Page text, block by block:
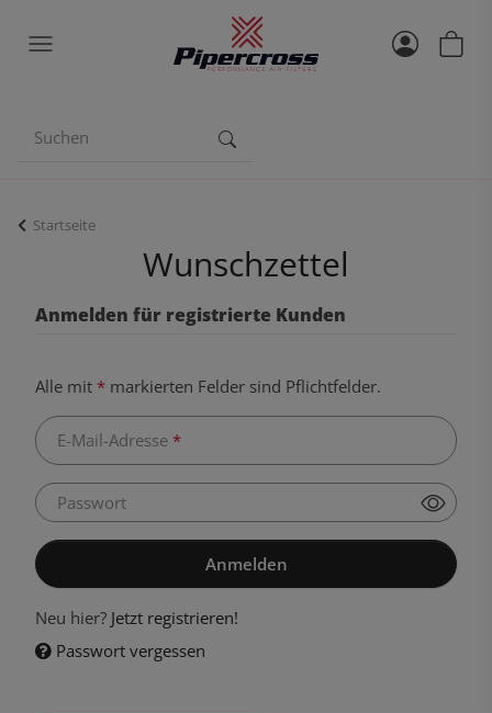
Startseite
Wunschzettel
Anmelden für registrierte Kunden
Alle mit * markierten Felder sind Pflichtfelder.
E-Mail-Adresse
Passwort
Anmelden
Neu hier? Jetzt registrieren!
Passwort vergessen